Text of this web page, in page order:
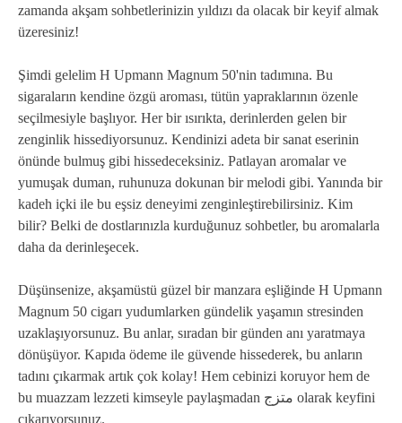
zamanda akşam sohbetlerinizin yıldızı da olacak bir keyif almak
üzeresiniz!
Şimdi gelelim H Upmann Magnum 50'nin tadımına. Bu
sigaraların kendine özgü aroması, tütün yapraklarının özenle
seçilmesiyle başlıyor. Her bir ısırıkta, derinlerden gelen bir
zenginlik hissediyorsunuz. Kendinizi adeta bir sanat eserinin
önünde bulmuş gibi hissedeceksiniz. Patlayan aromalar ve
yumuşak duman, ruhunuza dokunan bir melodi gibi. Yanında bir
kadeh içki ile bu eşsiz deneyimi zenginleştirebilirsiniz. Kim
bilir? Belki de dostlarınızla kurduğunuz sohbetler, bu aromalarla
daha da derinleşecek.
Düşünsenize, akşamüstü güzel bir manzara eşliğinde H Upmann
Magnum 50 cigarı yudumlarken gündelik yaşamın stresinden
uzaklaşıyorsunuz. Bu anlar, sıradan bir günden anı yaratmaya
dönüşüyor. Kapıda ödeme ile güvende hissederek, bu anların
tadını çıkarmak artık çok kolay! Hem cebinizi koruyor hem de
bu muazzam lezzeti kimseyle paylaşmadan متزج olarak keyfini
çıkarıyorsunuz.